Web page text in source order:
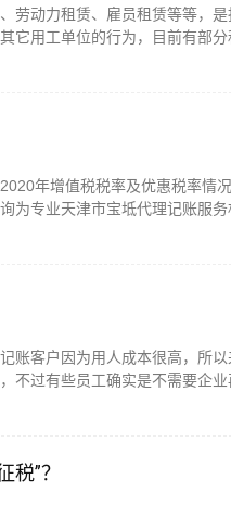
劳动力租赁、雇员租赁等等，
它用工单位的行为，目前有部
年增值税税率及优惠税率情
为专业天津市宝坻代理记账服
账客户因为用人成本很高，所
不过有些员工确实是不需要企
”？